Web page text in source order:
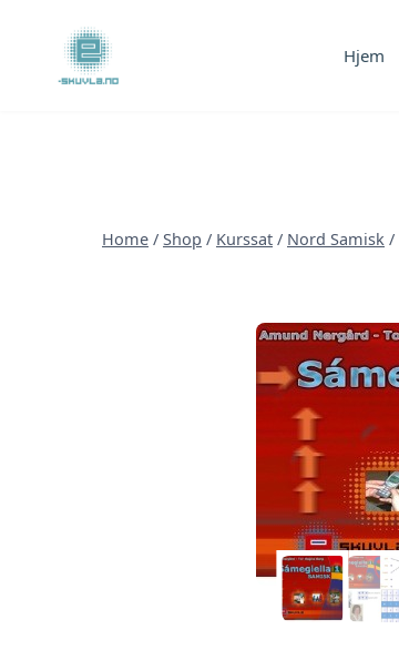
content
Hjem
Home / Shop / Kurssat / Nord Samisk /